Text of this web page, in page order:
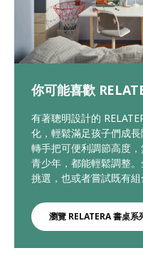
你可能喜歡
有著聰明設計的
化，輕鬆滿足孩子們成
轉手把可便利調節高度
青少年，都能輕鬆調整
挑選，也或者嘗試既有組
瀏覽 RELATERA 書桌系